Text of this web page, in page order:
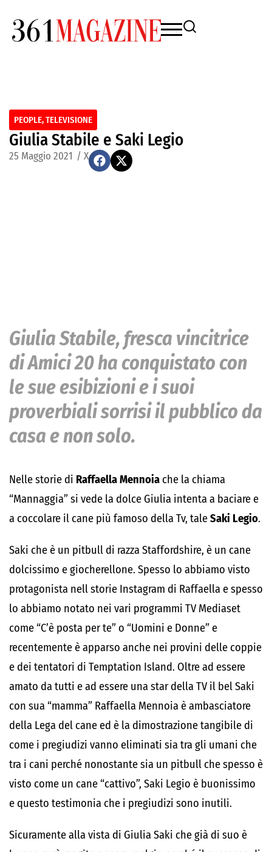
PEOPLE,TELEVISIONE
Giulia Stabile e Saki Legio
25 Maggio 2021 / X
Giulia Stabile, fresca vincitrice
di Amici 20 ha conquistato con
le sue esibizioni e i suoi
proverbiali sorrisi il pubblico da
casa e non solo.
Nelle storie di Raffaella Mennoia che la chiama
“Mannaggia” si vede la dolce Giulia intenta a baciare e
a coccolare il cane più famoso della Tv, taleSaki Legio.
Saki che è un pitbull di razza Staffordshire, è un cane
dolcissimo e giocherellone. Spesso lo abbiamo visto
protagonista nell storie Instagram di Raffaella e spesso
lo abbiamo notato nei vari programmi TV Mediaset
come “C’è posta per te” o “Uomini e Donne” e
recentemente è apparso anche nei provini delle coppie
e dei tentatori di Temptation Island. Oltre ad essere
amato da tutti e ad essere una star della TV il bel Saki
con sua “mamma” Raffaella Mennoia è ambasciatore
della Lega del cane ed è la dimostrazione tangibile di
come i pregiudizi vanno eliminati sia tra gli umani che
tra i cani perché nonostante sia un pitbull che spesso è
visto come un cane “cattivo”, Saki Legio è buonissimo
e questo testimonia che i pregiudizi sono inutili.
Sicuramente alla vista di Giulia Saki che già di suo è